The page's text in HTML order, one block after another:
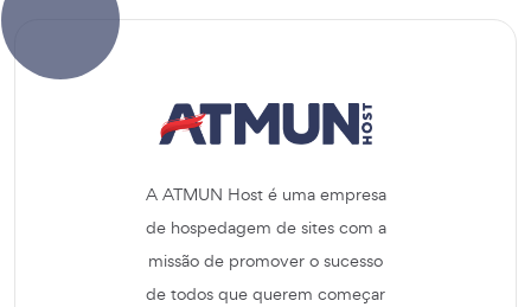
A ATMUN Host é uma empresa
de hospedagem de sites com a
missão de promover o sucesso
de todos que querem começar